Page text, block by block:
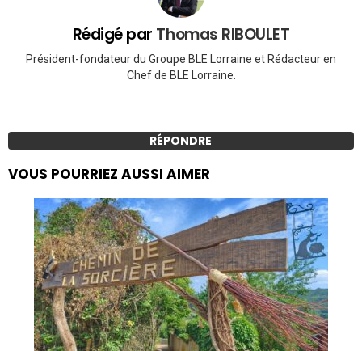
Rédigé par Thomas RIBOULET
Président-fondateur du Groupe BLE Lorraine et Rédacteur en
Chef de BLE Lorraine.
RÉPONDRE
VOUS POURRIEZ AUSSI AIMER